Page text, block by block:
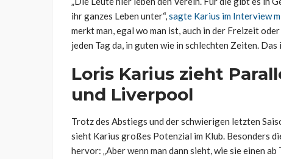
ihr ganzes Leben unter“,sagte Karius im Interview
merkt man, egal wo man ist, auch in der Freizeit
jeden Tag da, in guten wie in schlechten Zeiten.
Loris Karius zieht
und Liverpool
Trotz des Abstiegs und der schwierigen letzten
sieht Karius großes Potenzial im Klub. Besonders
hervor: „Aber wenn man dann sieht, wie sie einen